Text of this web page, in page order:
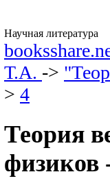
Научная литература
Т.А. ->
> 4
Теория
физиков